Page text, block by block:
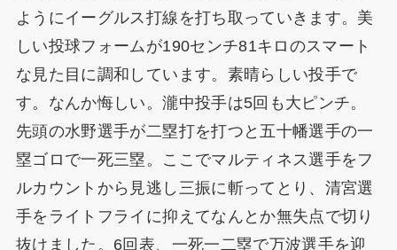
ようにイーグルス打線を打ち取っていきます。美
しい投球フォームが190センチ81キロのスマート
な見た目に調和しています。素晴らしい投手で
す。なんか悔しい。瀧中投手は5回も大ピンチ。
先頭の水野選手が二塁打を打つと五十幡選手の一
塁ゴロで一死三塁。ここでマルティネス選手をフ
ルカウントから見逃し三振に斬ってとり、清宮選
手をライトフライに抑えてなんとか無失点で切り
抜けました。6回表、一死一二塁で万波選手を迎